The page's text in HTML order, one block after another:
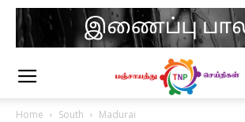
Home South Madurai